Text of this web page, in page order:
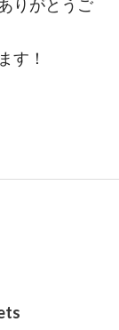
りがとうご
す！